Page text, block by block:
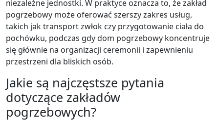
niezależne jednostki. W praktyce oznacza to, że zakład
pogrzebowy może oferować szerszy zakres usług,
takich jak transport zwłok czy przygotowanie ciała do
pochówku, podczas gdy dom pogrzebowy koncentruje
się głównie na organizacji ceremonii i zapewnieniu
przestrzeni dla bliskich osób.
Jakie są najczęstsze pytania
dotyczące zakładów
pogrzebowych?